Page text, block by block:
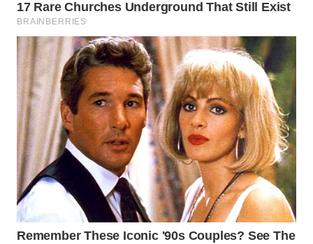
SUMEDANG
WN
CIANJUR
WN
KEPULAUAN
SERIBU
WN
TANGERANG
WN
BINJAI